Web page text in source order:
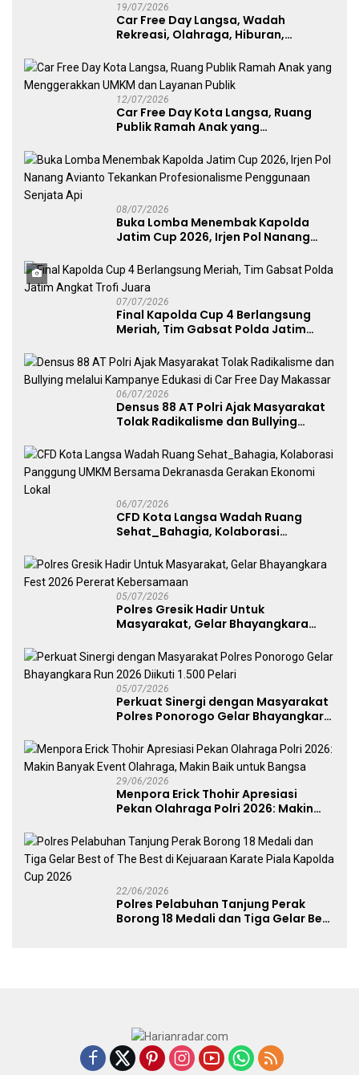
19/07/2026
Car Free Day Langsa, Wadah
Rekreasi, Olahraga, Hiburan,
UMKM
12/07/2026
Car Free Day Kota Langsa, Ruang
Publik Ramah Anak yang
Publik
08/07/2026
Buka Lomba Menembak Kapolda
Jatim Cup 2026, Irjen Pol Nanang
Penggunaan Senjata Api
07/07/2026
Final Kapolda Cup 4 Berlangsung
Meriah, Tim Gabsat Polda Jatim
06/07/2026
Densus 88 AT Polri Ajak Masyarakat
Tolak Radikalisme dan Bullying
Free Day Makassar
06/07/2026
CFD Kota Langsa Wadah Ruang
Sehat_Bahagia, Kolaborasi
Dekranasda Gerakan Ekonomi Lokal
05/07/2026
Polres Gresik Hadir Untuk
Masyarakat, Gelar Bhayangkara
05/07/2026
Perkuat Sinergi dengan Masyarakat
Polres Ponorogo Gelar Bhayangkara
29/06/2026
Menpora Erick Thohir Apresiasi
Pekan Olahraga Polri 2026: Makin
untuk Bangsa
22/06/2026
Polres Pelabuhan Tanjung Perak
Borong 18 Medali dan Tiga Gelar Best